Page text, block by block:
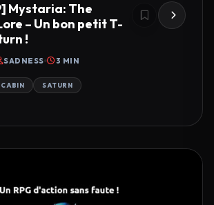
Mystaria: The
– Un bon petit T-
!
SADNESS 3 MIN
CABIN SATURN